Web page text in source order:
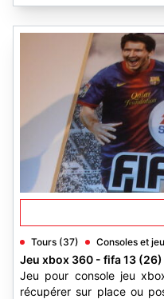
Tours (37) Consoles et
Jeu xbox 360 - fifa 13 (26)
Jeu pour console jeu
récupérer sur place ou